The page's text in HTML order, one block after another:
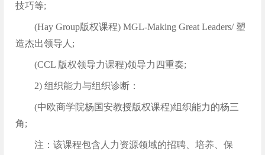
技巧等;
(Hay Group版权课程) MGL-Making Great Leaders/ 塑
造杰出领导人;
(CCL 版权领导力课程)领导力四重奏;
2) 组织能力与组织诊断：
(中欧商学院杨国安教授版权课程)组织能力的杨三
角;
注：该课程包含人力资源领域的招聘、培养、保